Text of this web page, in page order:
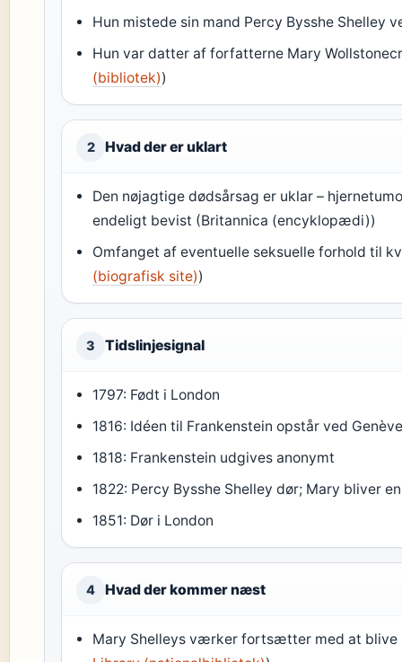
Hun mistede sin mand Percy Bysshe Shelley
Hun var datter af forfatterne Mary
(bibliotek))
2 Hvad der er uklart
Den nøjagtige dødsårsag er uklar –
endeligt bevist (Britannica (encyklopædi))
Omfanget af eventuelle seksuelle forhold til
(biografisk site))
3 Tidslinjesignal
1797: Født i London
1816: Idéen til Frankenstein opstår ved
1818: Frankenstein udgives anonymt
1822: Percy Bysshe Shelley dør; Mary bliver
1851: Dør i London
4 Hvad der kommer næst
Mary Shelleys værker fortsætter med at